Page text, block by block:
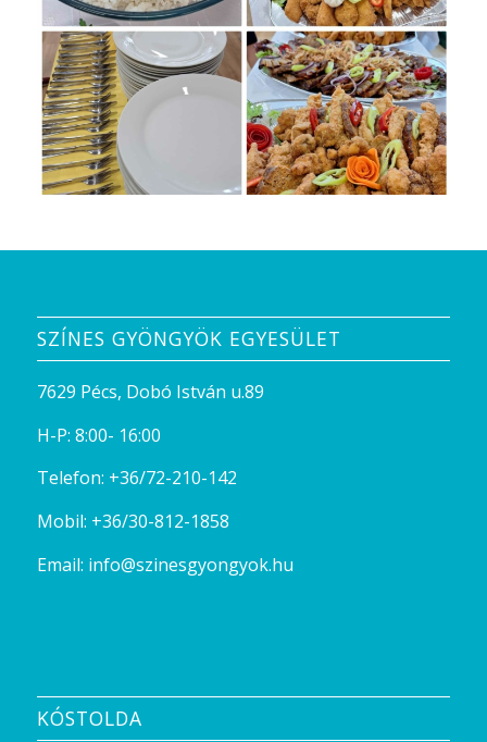
SZÍNES GYÖNGYÖK EGYESÜLET
7629 Pécs, Dobó István u.89
H-P: 8:00- 16:00
Telefon: +36/72-210-142
Mobil: +36/30-812-1858
Email: info@szinesgyongyok.hu
KÓSTOLDA